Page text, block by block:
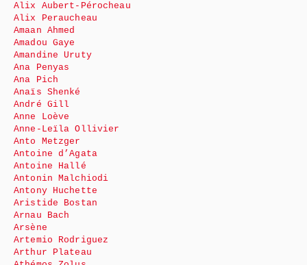
Alix Aubert-Pérocheau
Alix Peraucheau
Amaan Ahmed
Amadou Gaye
Amandine Uruty
Ana Penyas
Ana Pich
Anaïs Shenké
André Gill
Anne Loève
Anne-Leïla Ollivier
Anto Metzger
Antoine d’Agata
Antoine Hallé
Antonin Malchiodi
Antony Huchette
Aristide Bostan
Arnau Bach
Arsène
Artemio Rodriguez
Arthur Plateau